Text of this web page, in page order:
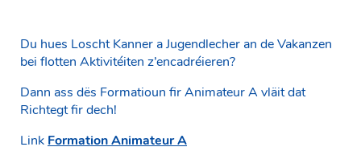
Du hues Loscht Kanner a Jugendlecher an de Vakanzen
bei flotten Aktivitéiten z’encadréieren?
Dann ass dës Formatioun fir Animateur A vläit dat
Richtegt fir dech!
Link Formation Animateur A